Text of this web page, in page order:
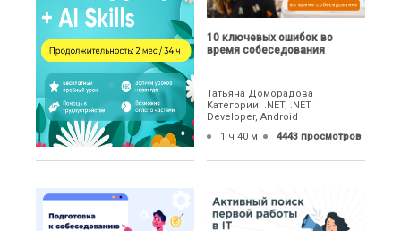
10 ключевых ошибок во
время собеседования
Татьяна Доморадова
Категории: .NET, .NET
Developer, Android
1 ч 40 м
4443 просмотров